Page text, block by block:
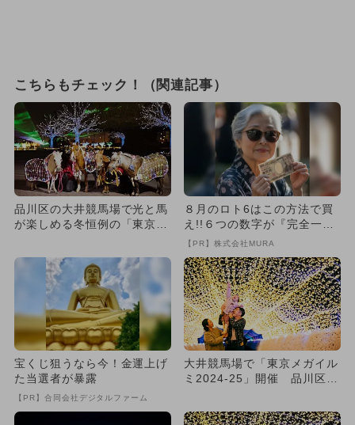
こちらもチェック！（関連記事）
品川区の大井競馬場で光と馬
が楽しめる冬恒例の「東京メ
８月のロト6はこの方法で買
え!!６つの数字が『完全一
致』する方法
【PR】株式会社MURA
宝くじ狙うなら今！金運上げ
た当選者が暴露
【PR】合同会社デジタルファーム
大井競馬場で「東京メガイル
ミ2024-25」開催 品川区・